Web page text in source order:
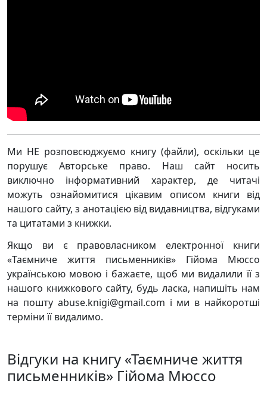
Ми НЕ розповсюджуємо книгу (файли), оскільки це
порушує Авторське право. Наш сайт носить
виключно інформативний характер, де читачі
можуть ознайомитися цікавим описом книги від
нашого сайту, з анотацією від видавництва, відгуками
та цитатами з книжки.
Якщо ви є правовласником електронної книги
«Таємниче життя письменників» Гійома Мюссо
українською мовою і бажаєте, щоб ми видалили її з
нашого книжкового сайту, будь ласка, напишіть нам
на пошту abuse.knigi@gmail.com і ми в найкоротші
терміни її видалимо.
Відгуки на книгу «Таємниче життя
письменників» Гійома Мюссо